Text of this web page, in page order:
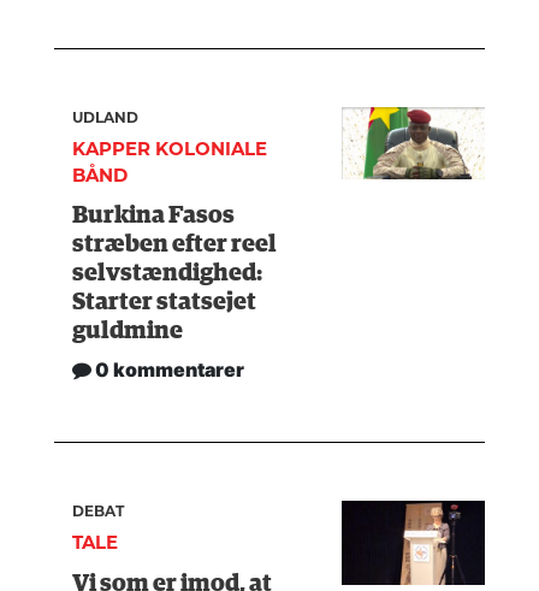
UDLAND
KAPPER KOLONIALE
BÅND
Burkina Fasos
stræben efter reel
selvstændighed:
Starter statsejet
guldmine
0 kommentarer
DEBAT
TALE
Vi som er imod, at